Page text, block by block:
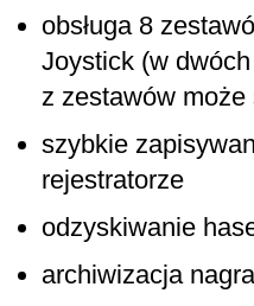
obsługa 8
Joystick (w
z zestawów
szybkie
rejestratorze
odzyskiwanie
archiwizacja